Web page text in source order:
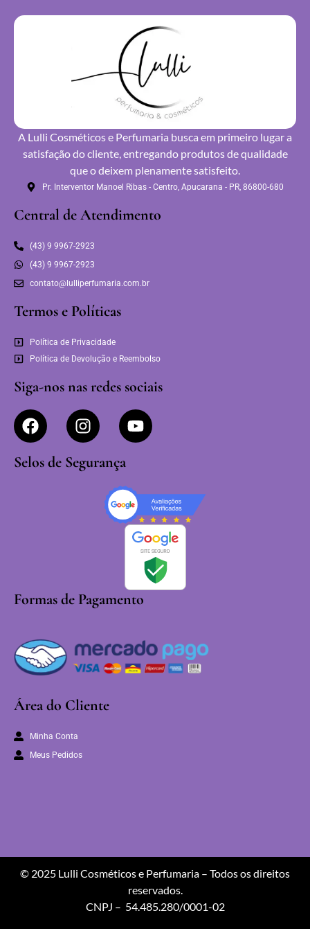
A Lulli Cosméticos e Perfumaria busca em primeiro lugar a
satisfação do cliente, entregando produtos de qualidade
que o deixem plenamente satisfeito.
Pr. Interventor Manoel Ribas - Centro, Apucarana - PR, 86800-680
Central de Atendimento
(43) 9 9967-2923
(43) 9 9967-2923
contato@lulliperfumaria.com.br
Termos e Políticas
Política de Privacidade
Política de Devolução e Reembolso
Siga-nos nas redes sociais
Selos de Segurança
Formas de Pagamento
Área do Cliente
Minha Conta
Meus Pedidos
© 2025 Lulli Cosméticos e Perfumaria – Todos os direitos
reservados.
CNPJ – 54.485.280/0001-02